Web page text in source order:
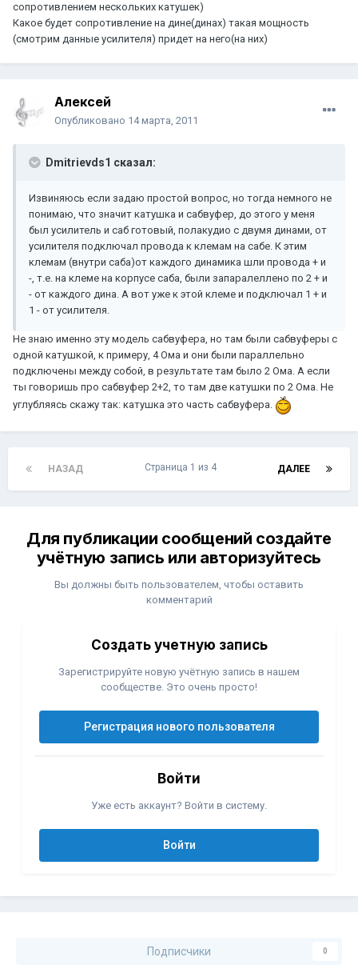
сопротивлением нескольких катушек)
Какое будет сопротивление на дине(динах) такая мощность
(смотрим данные усилителя) придет на него(на них)
Aлексей
Опубликовано 14 марта, 2011
Dmitrievds1 сказал:
Извиняюсь если задаю простой вопрос, но тогда немного не
понимаю, что значит катушка и сабвуфер, до этого у меня
был усилитель и саб готовый, полакудио с двумя динами, от
усилителя подключал провода к клемам на сабе. К этим
клемам (внутри саба)от каждого динамика шли провода + и
-, т.е. на клеме на корпусе саба, были запаралеллено по 2 + и
- от каждого дина. А вот уже к этой клеме и подключал 1 + и
1 - от усилителя.
Не знаю именно эту модель сабвуфера, но там были сабвуферы с
одной катушкой, к примеру, 4 Ома и они были параллельно
подключены между собой, в результате там было 2 Ома. А если
ты говоришь про сабвуфер 2+2, то там две катушки по 2 Ома. Не
углубляясь скажу так: катушка это часть сабвуфера.
НАЗАД ДАЛЕЕ
Страница 1 из 4
Для публикации сообщений создайте
учётную запись или авторизуйтесь
Вы должны быть пользователем, чтобы оставить
комментарий
Создать учетную запись
Зарегистрируйте новую учётную запись в нашем
сообществе. Это очень просто!
Регистрация нового пользователя
Войти
Уже есть аккаунт? Войти в систему.
Войти
Подписчики 0